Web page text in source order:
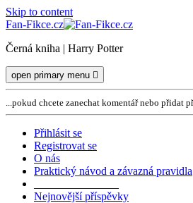
Skip to content
Fan-Fikce.cz
Černá kniha | Harry Potter
open primary menu
...pokud chcete zanechat komentář nebo přidat
Přihlásit se
Registrovat se
O nás
Praktický návod a závazná pravidla
Nejnovější příspěvky